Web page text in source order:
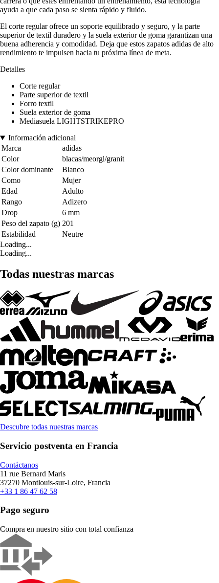
ayuda a que cada paso se sienta rápido y fluido.
El corte regular ofrece un soporte equilibrado y seguro, y la parte
superior de textil duradero y la suela exterior de goma garantizan una
buena adherencia y comodidad. Deja que estos zapatos adidas de alto
rendimiento te impulsen hacia tu próxima línea de meta.
Detalles
Corte regular
Parte superior de textil
Forro textil
Suela exterior de goma
Mediasuela LIGHTSTRIKEPRO
Información adicional
Marca
adidas
Color
blacas/meorgl/granit
Color dominante
Blanco
Como
Mujer
Edad
Adulto
Rango
Adizero
Drop
6 mm
Peso del zapato (g) 201
Estabilidad
Neutre
Loading...
Loading...
Todas nuestras marcas
Descubre todas nuestras marcas
Servicio postventa en Francia
Contáctanos
11 rue Bernard Maris
37270 Montlouis-sur-Loire, Francia
+33 1 86 47 62 58
Pago seguro
Compra en nuestro sitio con total confianza